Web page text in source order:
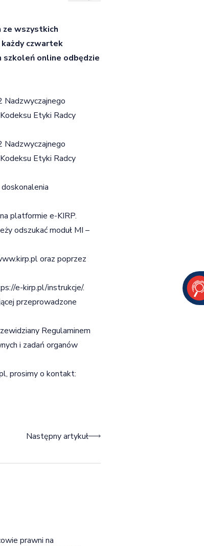
ze wszystkich
czwartek
szkoleń online odbędzie
Nadzwyczajnego
Etyki Radcy
Nadzwyczajnego
Etyki Radcy
platformie e-KIRP.
odszukać moduł MI –
oraz poprzez
e-kirp.pl/instrukcje/.
przeprowadzone
Regulaminem
i zadań organów
prosimy o kontakt:
Następny artykuł
prawni na